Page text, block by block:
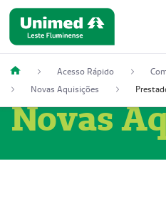
Acesso Rápido
Novas Aquisições
Novas